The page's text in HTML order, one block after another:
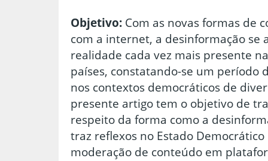
Objetivo: Com as novas formas de
com a internet, a desinformação se
realidade cada vez mais presente
países, constatando-se um período
nos contextos democráticos de
presente artigo tem o objetivo de
respeito da forma como a
traz reflexos no Estado
moderação de conteúdo em